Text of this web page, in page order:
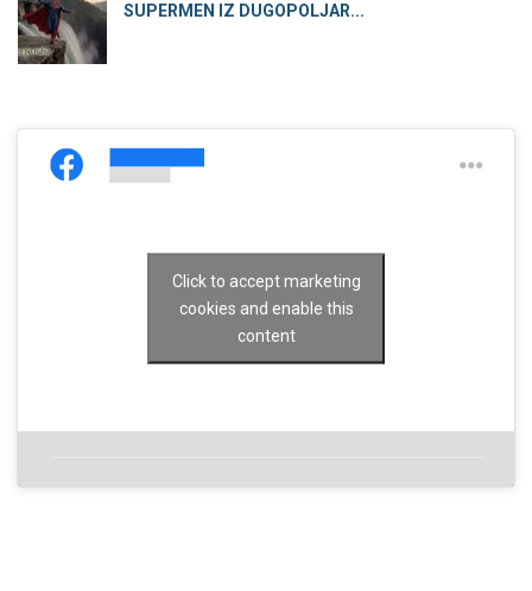
SUPERMEN IZ DUGOPOLJAR...
Click to accept marketing
cookies and enable this
content